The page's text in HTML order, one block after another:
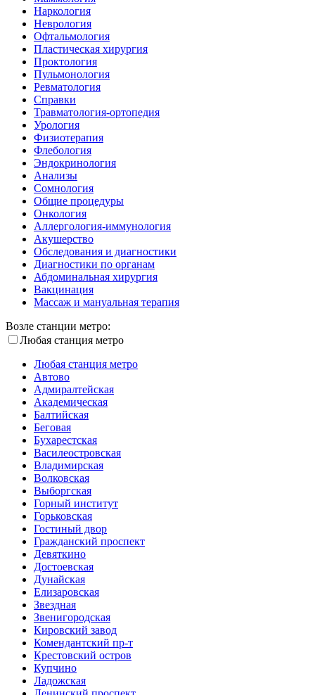
Наркология
Неврология
Офтальмология
Пластическая хирургия
Проктология
Пульмонология
Ревматология
Справки
Травматология-ортопедия
Урология
Физиотерапия
Флебология
Эндокринология
Анализы
Сомнология
Общие процедуры
Онкология
Аллергология-иммунология
Акушерство
Обследования и диагностики
Диагностики по органам
Абдоминальная хирургия
Вакцинация
Массаж и мануальная терапия
Возле станции метро:
Любая станция метро
Любая станция метро
Автово
Адмиралтейская
Академическая
Балтийская
Беговая
Бухарестская
Василеостровская
Владимирская
Волковская
Выборгская
Горный институт
Горьковская
Гостиный двор
Гражданский проспект
Девяткино
Достоевская
Дунайская
Елизаровская
Звездная
Звенигородская
Кировский завод
Комендантский пр-т
Крестовский остров
Купчино
Ладожская